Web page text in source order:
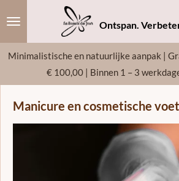
Ontspan.
Minimalistische en natuurlijke aanpak |
€ 100,00 | Binnen 1 – 3
Manicure en cosmetische